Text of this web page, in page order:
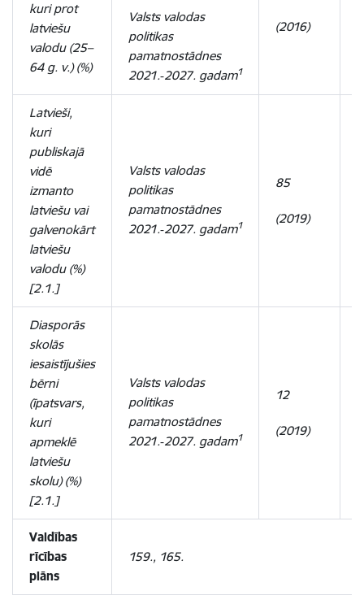
kuri prot
latviešu
valodu (25–
64 g. v.) (%)
Valsts valodas
politikas
pamatnostādnes
2021.‑2027. gadam1
(2016)
Latvieši,
kuri
publiskajā
vidē
izmanto
latviešu vai
galvenokārt
latviešu
valodu (%)
[2.1.]
Valsts valodas
politikas
pamatnostādnes
2021.‑2027. gadam1
85
(2019)
Diasporās
skolās
iesaistījušies
bērni
(īpatsvars,
kuri
apmeklē
latviešu
skolu) (%)
[2.1.]
Valsts valodas
politikas
pamatnostādnes
2021.‑2027. gadam1
12
(2019)
Valdības
rīcības
plāns
159., 165.